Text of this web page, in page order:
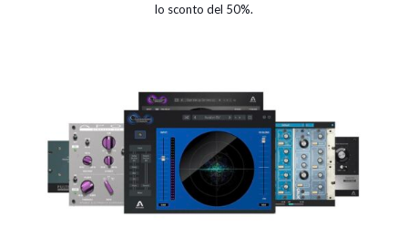
lo sconto del 50%.